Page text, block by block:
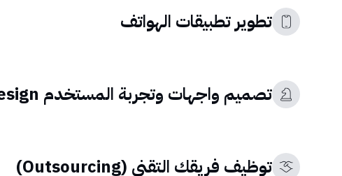
تطوير تطبيقات الهواتف
تصميم واجهات وتجربة المستخدم UI/UX Design
توظيف فريقك التقني (Outsourcing)